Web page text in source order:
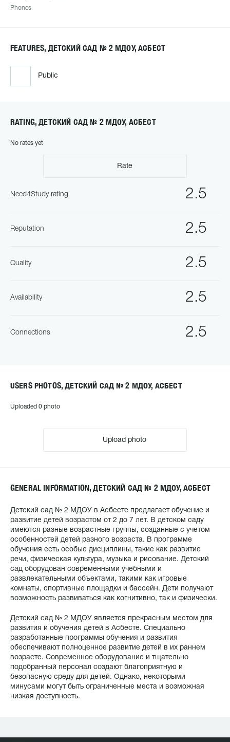
Phones
FEATURES, ДЕТСКИЙ САД № 2 МДОУ, АСБЕСТ
Public
RATING, ДЕТСКИЙ САД № 2 МДОУ, АСБЕСТ
No rates yet
Rate
2.5
Need4Study rating
2.5
Reputation
2.5
Quality
2.5
Availability
2.5
Connections
USERS PHOTOS, ДЕТСКИЙ САД № 2 МДОУ, АСБЕСТ
Uploaded 0 photo
Upload photo
GENERAL INFORMATION, ДЕТСКИЙ САД № 2 МДОУ, АСБЕСТ
Детский сад № 2 МДОУ в Асбесте предлагает обучение и
развитие детей возрастом от 2 до 7 лет. В детском саду
имеются разные возрастные группы, созданные с учетом
особенностей детей разного возраста. В программе
обучения есть особые дисциплины, такие как развитие
речи, физическая культура, музыка и рисование. Детский
сад оборудован современными учебными и
развлекательными объектами, такими как игровые
комнаты, спортивные площадки и бассейн. Дети получают
возможность развиваться как когнитивно, так и физически.
Детский сад № 2 МДОУ является прекрасным местом для
развития и обучения детей в Асбесте. Специально
разработанные программы обучения и развития
обеспечивают полноценное развитие детей в их раннем
возрасте. Современное оборудование и тщательно
подобранный персонал создают благоприятную и
безопасную среду для детей. Однако, некоторыми
минусами могут быть ограниченные места и возможная
низкая доступность.